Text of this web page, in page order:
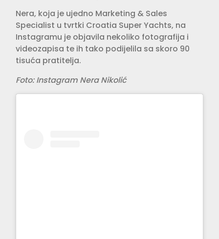
Nera, koja je ujedno Marketing & Sales
Specialist u tvrtki Croatia Super Yachts, na
Instagramu je objavila nekoliko fotografija i
videozapisa te ih tako podijelila sa skoro 90
tisuća pratitelja.
Foto: Instagram Nera Nikolić